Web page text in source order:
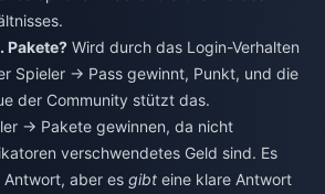
Pakete? Wird durch das Login-Verhalten
Spieler → Pass gewinnt, Punkt, und die
der Community stützt das.
→ Pakete gewinnen, da nicht
verschwendetes Geld sind. Es
aber es gibt eine klare Antwort